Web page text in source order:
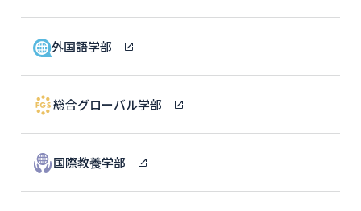
外国語学部
総合グローバル学部
国際教養学部